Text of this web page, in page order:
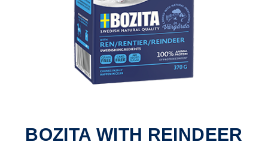
BOZITA WITH REINDEER